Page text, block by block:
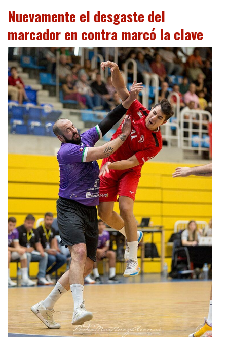
Nuevamente el desgaste del
marcador en contra marcó la clave